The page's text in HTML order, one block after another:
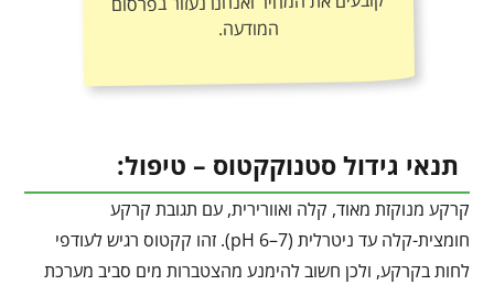
המודעה.
תנאי גידול סטנוקקטוס – טיפול:
קרקע מנוקזת מאוד, קלה ואוורירית, עם תגובת קרקע
חומצית-קלה עד ניטרלית (pH ‎6–7). זהו קקטוס רגיש לעודפי
לחות בקרקע, ולכן חשוב להימנע מהצטברות מים סביב מערכת